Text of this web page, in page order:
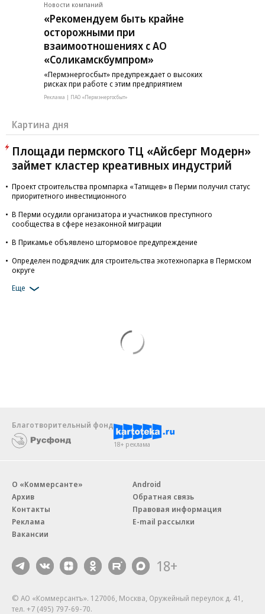
Новости компаний
«Рекомендуем быть крайне
осторожными при
взаимоотношениях с АО
«Соликамскбумпром»
«Пермэнергосбыт» предупреждает о высоких
рисках при работе с этим предприятием
Реклама | ПАО «Пермэнергосбыт»
Картина дня
Площади пермского ТЦ «Айсберг Модерн»
займет кластер креативных индустрий
Проект строительства промпарка «Татищев» в Перми получил статус
приоритетного инвестиционного
В Перми осудили организатора и участников преступного
сообщества в сфере незаконной миграции
В Прикамье объявлено штормовое предупреждение
Определен подрядчик для строительства экотехнопарка в Пермском
округе
Еще
Благотворительный фонд
18+ реклама
О «Коммерсанте»
Архив
Контакты
Реклама
Вакансии
Android
Обратная связь
Правовая информация
E-mail рассылки
18+
© АО «Коммерсантъ». 127006, Москва, Оружейный переулок д. 41,
тел. +7 (495) 797-69-70.